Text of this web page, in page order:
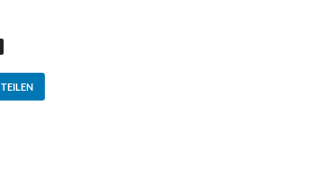
TEILEN